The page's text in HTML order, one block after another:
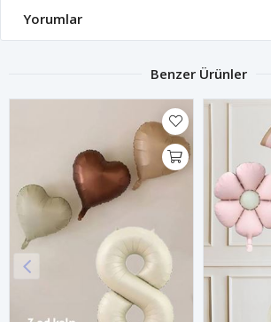
Yorumlar
Benzer Ürünler